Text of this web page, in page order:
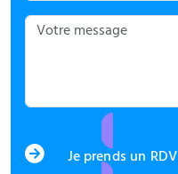
Je prends un RDV